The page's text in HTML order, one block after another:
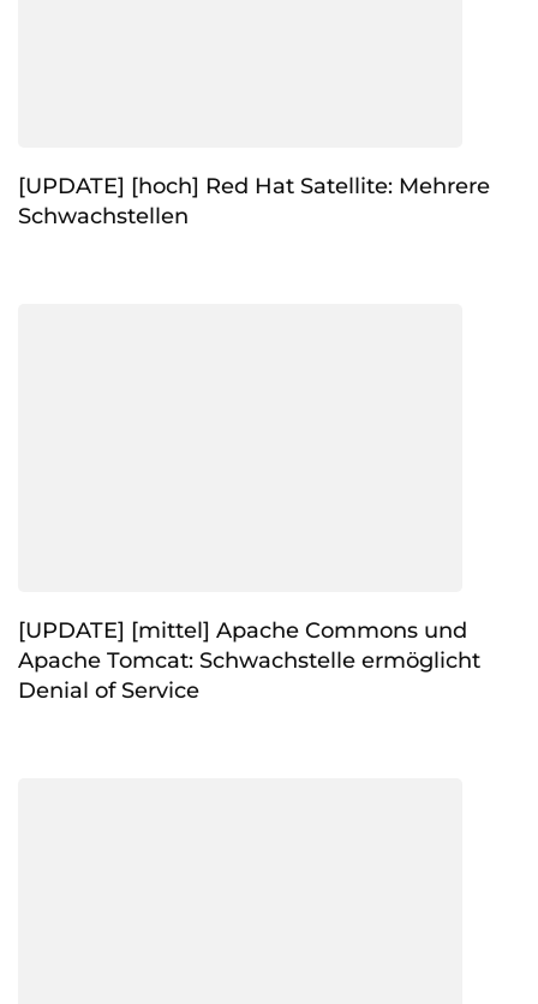
[UPDATE] [hoch] Red Hat Satellite: Mehrere
Schwachstellen
[UPDATE] [mittel] Apache Commons und
Apache Tomcat: Schwachstelle ermöglicht
Denial of Service